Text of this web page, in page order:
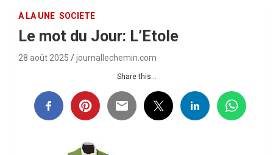
A LA UNE SOCIETE
Le mot du Jour: L’Etole
28 août 2025 journallechemin.com
Share this...